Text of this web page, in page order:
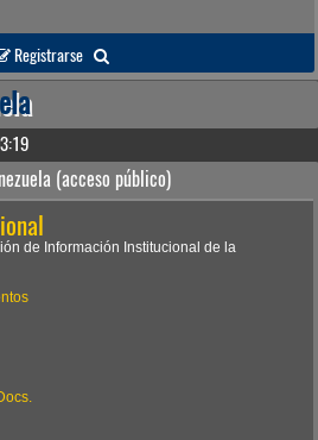
Registrarse
u
a
(acceso público)
de Información Institucional de la